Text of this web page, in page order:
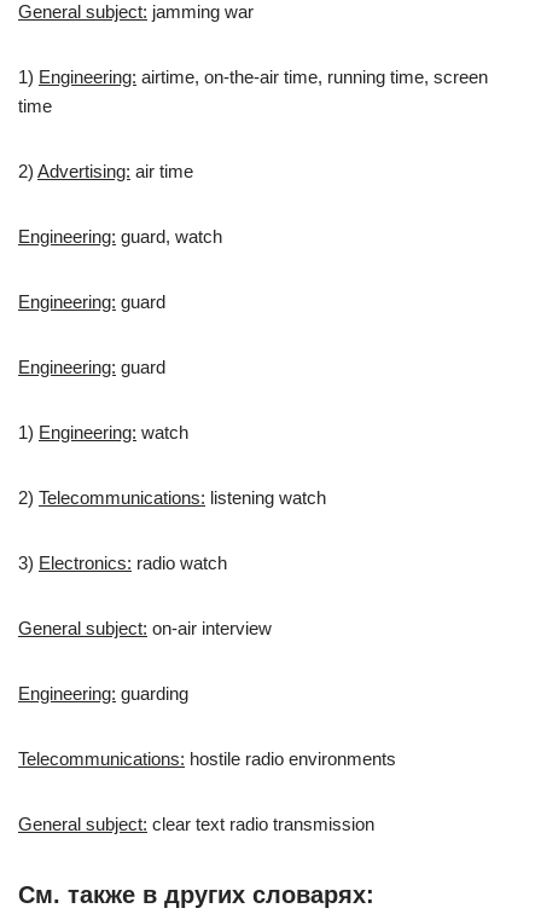
General subject: jamming war
1) Engineering: airtime, on-the-air time, running time, screen
time
2) Advertising: air time
Engineering: guard, watch
Engineering: guard
Engineering: guard
1) Engineering: watch
2) Telecommunications: listening watch
3) Electronics: radio watch
General subject: on-air interview
Engineering: guarding
Telecommunications: hostile radio environments
General subject: clear text radio transmission
См. также в других словарях: